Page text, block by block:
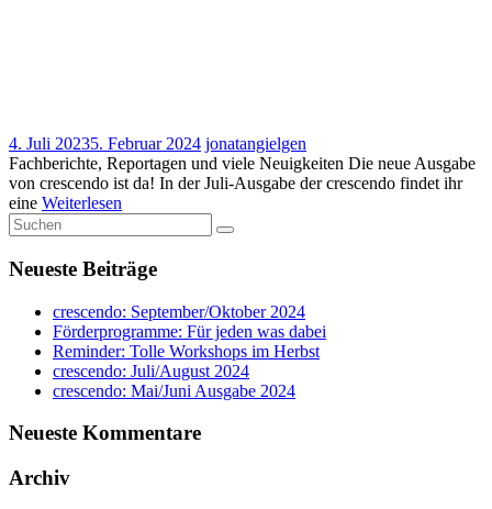
4. Juli 20235. Februar 2024 jonatangielgen
Fachberichte, Reportagen und viele Neuigkeiten Die neue Ausgabe
von crescendo ist da! In der Juli-Ausgabe der crescendo findet ihr
eine Weiterlesen
Neueste Beiträge
crescendo: September/Oktober 2024
Förderprogramme: Für jeden was dabei
Reminder: Tolle Workshops im Herbst
crescendo: Juli/August 2024
crescendo: Mai/Juni Ausgabe 2024
Neueste Kommentare
Archiv